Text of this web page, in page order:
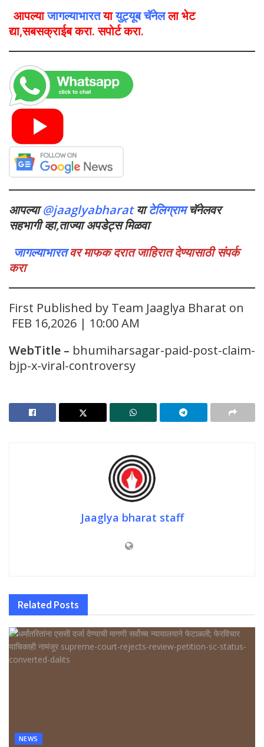
आपल्याजागल्याभारतयायुट्यूब चॅनेलला भेट
द्या,सबसक्राईब करा. सपोर्ट करा.
आपल्या@jaaglyabharatयाटेलिग्रामचॅनेलवर
सहभागी व्हा,ताज्या अपडेट्स मिळवा
जागल्याभारतवर माफक दरात जाहिरात देण्यासाठी संपर्क
करा
First Published by Team Jaaglya Bharat on
FEB 16,2026 | 10:00 AM
WebTitle – bhumiharsagar-paid-post-claim-
bjp-x-viral-controversy
Jaaglya bharat staff
Related Posts
NEWS